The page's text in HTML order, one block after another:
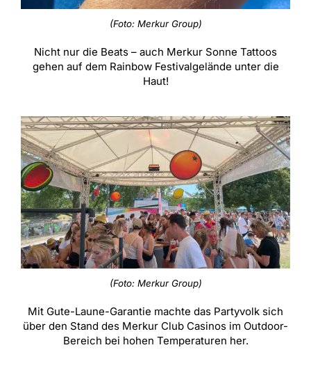
(Foto: Merkur Group)
Nicht nur die Beats – auch Merkur Sonne Tattoos
gehen auf dem Rainbow Festivalgelände unter die
Haut!
(Foto: Merkur Group)
Mit Gute-Laune-Garantie machte das Partyvolk sich
über den Stand des Merkur Club Casinos im Outdoor-
Bereich bei hohen Temperaturen her.